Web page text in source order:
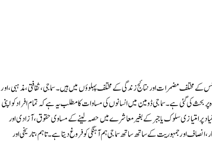
کے مختلف مضمرات اور نتائج زندگی کے مختلف پہلوؤں میں ہیں۔ سماجی، ثقافتی، مذہبی، اور
کی گئی ہے۔ سماجی ڈومین میں انسانوں کی مساوات کا مطلب یہ ہے کہ تمام افراد کو اپنی
پر امتیازی سلوک یا جبر کے بغیر معاشرے میں حصہ لینے کے مساوی حقوق، آزادی اور
اور جمہوریت کے ساتھ ساتھ سماجی ہم آہنگی کو فروغ دیتا ہے۔ تاہم، تاریخی اور